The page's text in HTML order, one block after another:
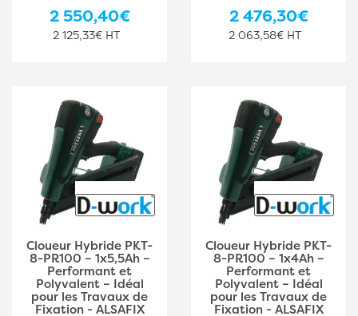
2 550,40€
2 125,33€ HT
2 476,30€
2 063,58€ HT
Cloueur Hybride PKT-
8-PR100 – 1x5,5Ah –
Performant et
Polyvalent – Idéal
pour les Travaux de
Fixation - ALSAFIX
Cloueur Hybride PKT-
8-PR100 – 1x4Ah –
Performant et
Polyvalent – Idéal
pour les Travaux de
Fixation - ALSAFIX